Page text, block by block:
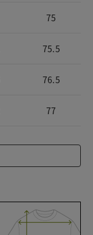
75
75.5
76.5
77